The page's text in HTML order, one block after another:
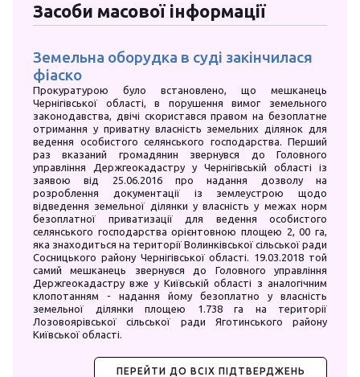
Засоби масової інформації
Земельна оборудка в суді закінчилася
фіаско
Прокуратурою було встановлено, що мешканець
Чернігівської області, в порушення вимог земельного
законодавства, двічі скористався правом на безоплатне
отримання у приватну власність земельних ділянок для
ведення особистого селянського господарства. Перший
раз вказаний громадянин звернувся до Головного
управління Держгеокадастру у Чернігівській області із
заявою від 25.06.2016 про надання дозволу на
розроблення документації із землеустрою щодо
відведення земельної ділянки у власність у межах норм
безоплатної приватизації для ведення особистого
селянського господарства орієнтовною площею 2, 00 га,
яка знаходиться на території Волинківської сільської ради
Сосницького району Чернігівської області. 19.03.2018 той
самий мешканець звернувся до Головного управління
Держгеокадастру вже у Київській області з аналогічним
клопотанням - надання йому безоплатно у власність
земельної ділянки площею 1.738 га на території
Лозовоярівської сільської ради Яготинського району
Київської області.
ПЕРЕЙТИ ДО ВСІХ ПІДТВЕРДЖЕНЬ